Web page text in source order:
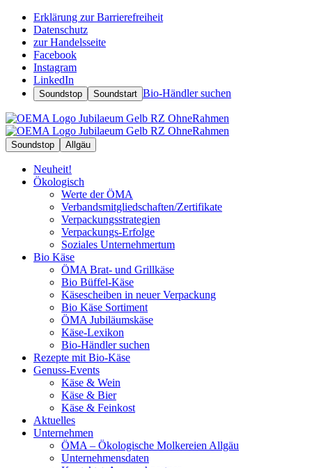
Erklärung zur Barrierefreiheit
Datenschutz
zur Handelsseite
Facebook
Instagram
LinkedIn
Soundstop Soundstart Bio-Händler suchen
Soundstop Allgäu
Neuheit!
Ökologisch
Werte der ÖMA
Verbandsmitgliedschaften/Zertifikate
Verpackungsstrategien
Verpackungs-Erfolge
Soziales Unternehmertum
Bio Käse
ÖMA Brat- und Grillkäse
Bio Büffel-Käse
Käsescheiben in neuer Verpackung
Bio Käse Sortiment
ÖMA Jubiläumskäse
Käse-Lexikon
Bio-Händler suchen
Rezepte mit Bio-Käse
Genuss-Events
Käse & Wein
Käse & Bier
Käse & Feinkost
Aktuelles
Unternehmen
ÖMA – Ökologische Molkereien Allgäu
Unternehmensdaten